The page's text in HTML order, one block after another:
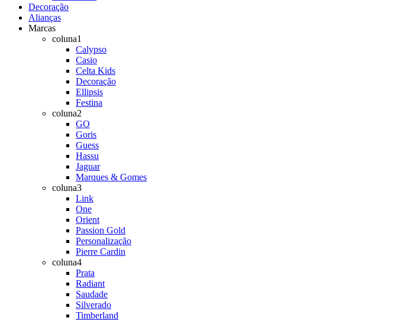
Decoração
Alianças
Marcas
coluna1
Calypso
Casio
Celta Kids
Decoração
Ellipsis
Festina
coluna2
GO
Goris
Guess
Hassu
Jaguar
Marques & Gomes
coluna3
Link
One
Orient
Passion Gold
Personalização
Pierre Cardin
coluna4
Prata
Radiant
Saudade
Silverado
Timberland